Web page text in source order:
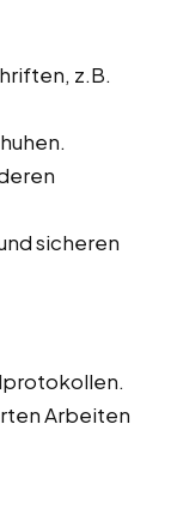
z.B.
sicheren
Arbeiten